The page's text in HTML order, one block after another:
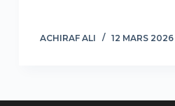
ACHIRAF ALI 12 MARS 2026